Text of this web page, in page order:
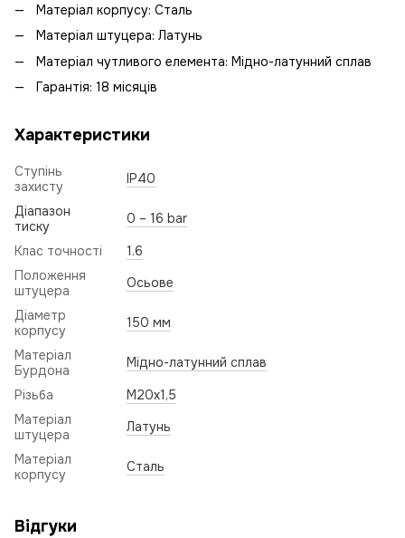
Матеріал корпусу: Сталь
Матеріал штуцера: Латунь
Матеріал чутливого елемента: Мідно-латунний сплав
Гарантія: 18 місяців
Характеристики
Ступінь
захисту
IP40
Діапазон
тиску
0 – 16 bar
Клас точності
1.6
Положення
штуцера
Осьове
Діаметр
корпусу
150 мм
Матеріал
Бурдона
Мідно-латунний сплав
Різьба
M20x1,5
Матеріал
штуцера
Латунь
Матеріал
корпусу
Сталь
Відгуки